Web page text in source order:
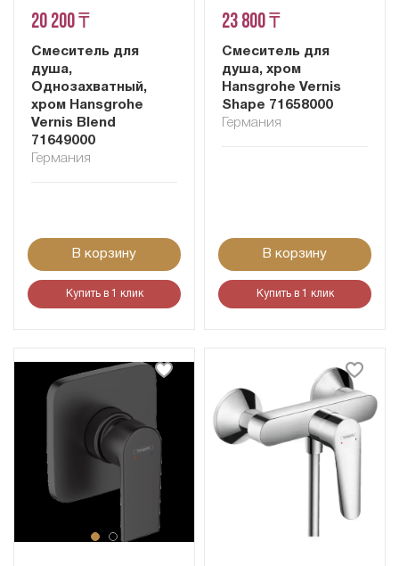
20 200 ₸
Смеситель для
душа,
Однозахватный,
хром Hansgrohe
Vernis Blend
71649000
Германия
В корзину
Купить в 1 клик
23 800 ₸
Смеситель для
душа, хром
Hansgrohe Vernis
Shape 71658000
Германия
В корзину
Купить в 1 клик